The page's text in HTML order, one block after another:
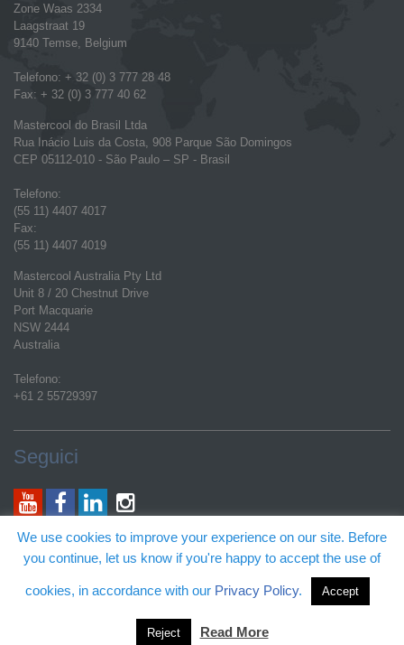
Zone Waas 2334
Laagstraat 19
9140 Temse, Belgium
Telefono: + 32 (0) 3 777 28 48
Fax: + 32 (0) 3 777 40 62
Mastercool do Brasil Ltda
Rua Inácio Luis da Costa, 908 Parque São Domingos
CEP 05112-010 - São Paulo – SP - Brasil
Telefono:
(55 11) 4407 4017
Fax:
(55 11) 4407 4019
Mastercool Australia Pty Ltd
Unit 8 / 20 Chestnut Drive
Port Macquarie
NSW 2444
Australia
Telefono:
+61 2 55729397
Seguici
customerservice@mastercool.com
Supporto Tecnico Prodotti:
e/o marchi USA
We use cookies to improve your experience on our site. Before
you continue, let us know if you're happy to accept the use of
cookies, in accordance with our Privacy Policy. Accept
Reject Read More